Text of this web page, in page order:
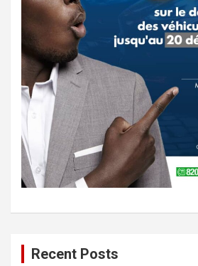
Recent Posts